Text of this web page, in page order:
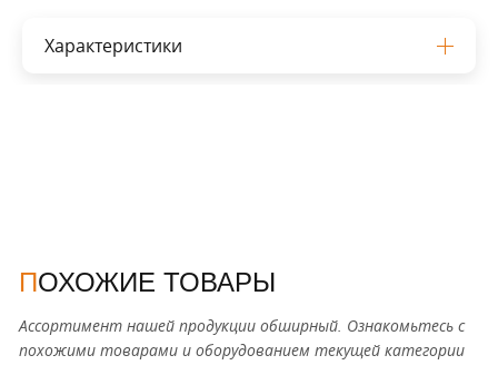
Характеристики
ПОХОЖИЕ ТОВАРЫ
Ассортимент нашей продукции обширный. Ознакомьтесь с
похожими товарами и оборудованием текущей категории